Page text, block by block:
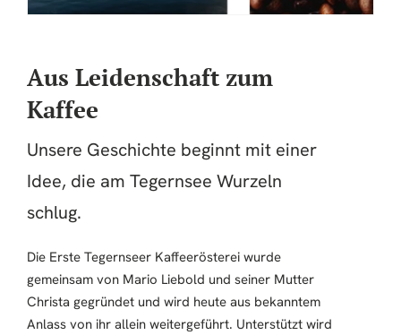
„Der Café ist absolut lecker, haben uns direkt
Der Café war sehr aromatisch und die
Luca Steinhoff
mit Hafermilch!! Reizende Bedienung und viel
netter Krimskrams zum stöbern und kaufen
:)"
Aus Leidenschaft zum
Kaffee
Unsere Geschichte beginnt mit einer
Idee, die am Tegernsee Wurzeln
schlug.
Die Erste Tegernseer Kaffeerösterei wurde
gemeinsam von Mario Liebold und seiner Mutter
Christa gegründet und wird heute aus bekanntem
Anlass von ihr allein weitergeführt. Unterstützt wird